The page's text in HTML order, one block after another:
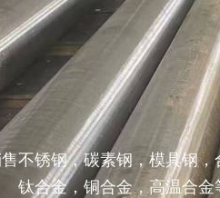
不锈钢，碳素钢，模具钢
钛合金，铜合金，高温合金